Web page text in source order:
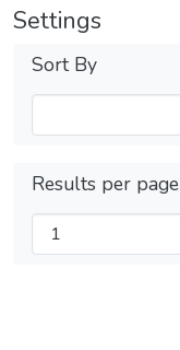
Settings
Sort By
Results per page